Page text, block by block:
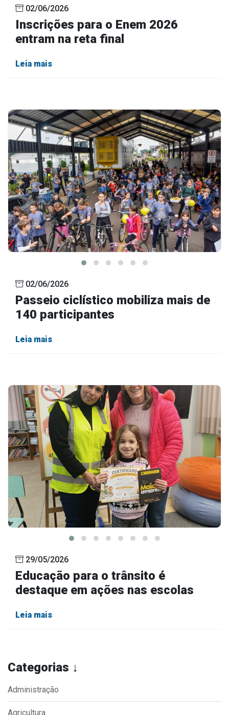
Categorias ↓
Administração
Agricultura
02/06/2026
Inscrições para o Enem 2026
entram na reta final
Leia mais
02/06/2026
Passeio ciclístico mobiliza mais de
140 participantes
Leia mais
29/05/2026
Educação para o trânsito é
destaque em ações nas escolas
Leia mais